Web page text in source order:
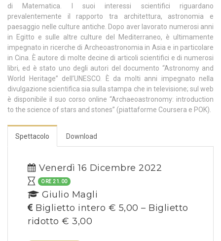
di Matematica. I suoi interessi scientifici riguardano
prevalentemente il rapporto tra architettura, astronomia e
paesaggio nelle culture antiche. Dopo aver lavorato numerosi anni
in Egitto e sulle altre culture del Mediterraneo, è ultimamente
impegnato in ricerche di Archeoastronomia in Asia e in particolare
in Cina. È autore di molte decine di articoli scientifici e di numerosi
libri, ed è stato uno degli autori del documento “Astronomy and
World Heritage” dell’UNESCO. È da molti anni impegnato nella
divulgazione scientifica sia sulla stampa che in televisione; sul web
è disponibile il suo corso online “Archaeoastronomy: introduction
to the science of stars and stones” (piattaforme Coursera e POK).
Spettacolo Download
Venerdì 16 Dicembre 2022
ORE 21.00
Giulio Magli
Biglietto intero € 5,00 – Biglietto
ridotto € 3,00